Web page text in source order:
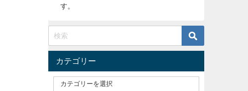
す。
カテゴリー